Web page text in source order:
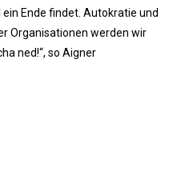
Ende findet. Autokratie und
Organisationen werden wir
ned!“, so Aigner